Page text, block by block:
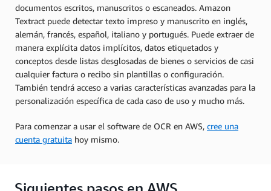
documentos escritos, manuscritos o escaneados. Amazon
Textract puede detectar texto impreso y manuscrito en inglés,
alemán, francés, español, italiano y portugués. Puede extraer de
manera explícita datos implícitos, datos etiquetados y
conceptos desde listas desglosadas de bienes o servicios de casi
cualquier factura o recibo sin plantillas o configuración.
También tendrá acceso a varias características avanzadas para la
personalización específica de cada caso de uso y mucho más.
Para comenzar a usar el software de OCR en AWS, cree una
cuenta gratuita hoy mismo.